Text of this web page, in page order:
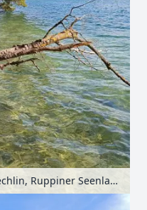
Großer Stechlinsee im NSG Stechlin, Ruppiner Seenland, Brandenburg, Deutschland